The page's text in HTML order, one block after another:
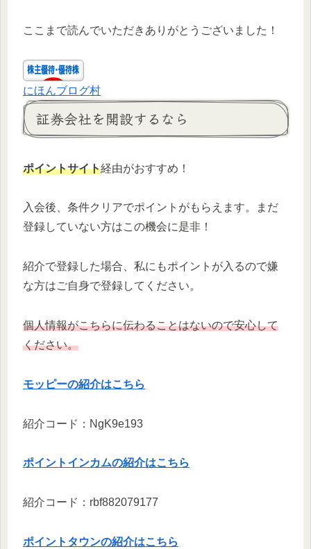
ここまで読んでいただきありがとうございました！
にほんブログ村
証券会社を開設するなら
ポイントサイト経由がおすすめ！
入会後、条件クリアでポイントがもらえます。まだ
登録していない方はこの機会に是非！
紹介で登録した場合、私にもポイントが入るので嫌
な方はご自身で登録してください。
個人情報がこちらに伝わることはないので安心して
ください。
モッピーの紹介はこちら
紹介コード：NgK9e193
ポイントインカムの紹介はこちら
紹介コード：rbf882079177
ポイントタウンの紹介はこちら